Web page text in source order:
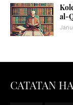
al-
CATATAN